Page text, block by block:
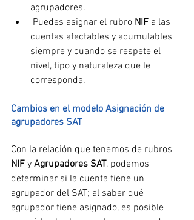
agrupadores.
Puedes asignar el rubro NIF a las
cuentas afectables y acumulables
siempre y cuando se respete el
nivel, tipo y naturaleza que le
corresponda.
Cambios en el modelo Asignación de
agrupadores SAT
Con la relación que tenemos de rubros
NIF y Agrupadores SAT, podemos
determinar si la cuenta tiene un
agrupador del SAT; al saber qué
agrupador tiene asignado, es posible